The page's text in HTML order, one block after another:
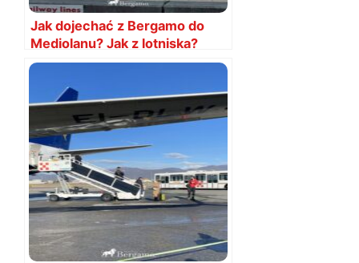
Jak dojechać z Bergamo do
Mediolanu? Jak z lotniska?
Ceny, rozkłady 2026